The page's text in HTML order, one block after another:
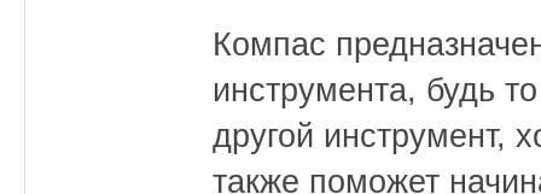
Компас
инструмента, будь
другой инструмент,
также поможет